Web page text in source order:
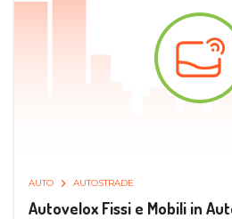
AUTO AUTOSTRADE
Autovelox Fissi e Mobili in